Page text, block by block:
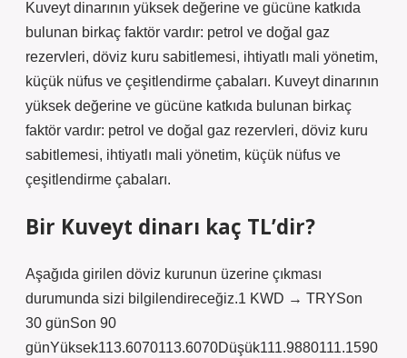
Kuveyt dinarının yüksek değerine ve gücüne katkıda
bulunan birkaç faktör vardır: petrol ve doğal gaz
rezervleri, döviz kuru sabitlemesi, ihtiyatlı mali yönetim,
küçük nüfus ve çeşitlendirme çabaları. Kuveyt dinarının
yüksek değerine ve gücüne katkıda bulunan birkaç
faktör vardır: petrol ve doğal gaz rezervleri, döviz kuru
sabitlemesi, ihtiyatlı mali yönetim, küçük nüfus ve
çeşitlendirme çabaları.
Bir Kuveyt dinarı kaç TL’dir?
Aşağıda girilen döviz kurunun üzerine çıkması
durumunda sizi bilgilendireceğiz.1 KWD → TRYSon
30 günSon 90
günYüksek113.6070113.6070Düşük111.9880111.1590